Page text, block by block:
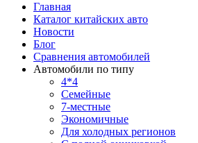
Главная
Каталог китайских авто
Новости
Блог
Сравнения автомобилей
Автомобили по типу
4*4
Семейные
7-местные
Экономичные
Для холодных регионов